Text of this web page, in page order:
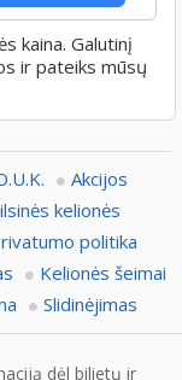
kaina. Galutinį
ir pateiks mūsų
Akcijos
kelionės
politika
Kelionės šeimai
Slidinėjimas
dėl bilietų ir